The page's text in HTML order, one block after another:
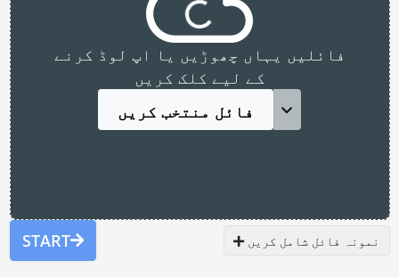
فائلیں یہاں چھوڑیں یا اپ لوڈ کرنے
کے لیے کلک کریں
فائل منتخب کریں
START نمونہ فائل شامل کریں